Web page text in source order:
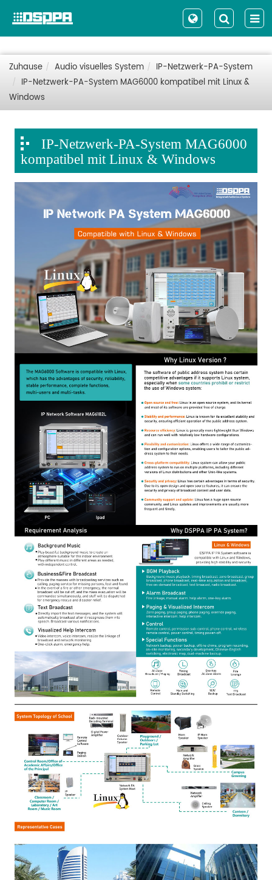
Zuhause Audio visuelles System
IP-Netzwerk-PA-System
IP-Netzwerk-PA-System MAG6000 kompatibel mit Linux &
Windows
IP-Netzwerk-PA-System MAG6000
kompatibel mit Linux & Windows